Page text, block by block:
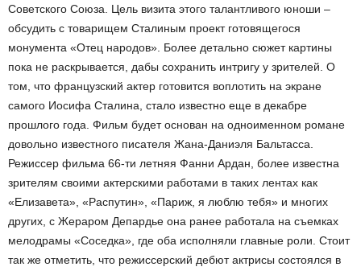
Советского Союза. Цель визита этого талантливого юноши –
обсудить с товарищем Сталиным проект готовящегося
монумента «Отец народов». Более детально сюжет картины
пока не раскрывается, дабы сохранить интригу у зрителей. О
том, что французский актер готовится воплотить на экране
самого Иосифа Сталина, стало известно еще в декабре
прошлого года. Фильм будет основан на одноименном романе
довольно известного писателя Жана-Даниэля Бальтасса.
Режиссер фильма 66-ти летняя Фанни Ардан, более известна
зрителям своими актерскими работами в таких лентах как
«Елизавета», «Распутин», «Париж, я люблю тебя» и многих
других, с Жераром Депардье она ранее работала на съемках
мелодрамы «Соседка», где оба исполняли главные роли. Стоит
так же отметить, что режиссерский дебют актрисы состоялся в